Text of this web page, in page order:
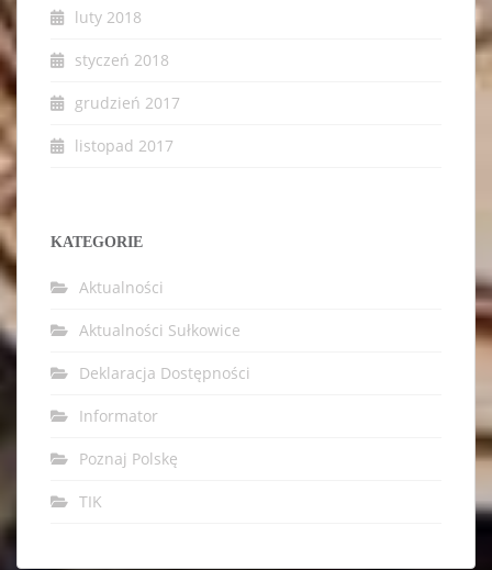
luty 2018
styczeń 2018
grudzień 2017
listopad 2017
KATEGORIE
Aktualności
Aktualności Sułkowice
Deklaracja Dostępności
Informator
Poznaj Polskę
TIK